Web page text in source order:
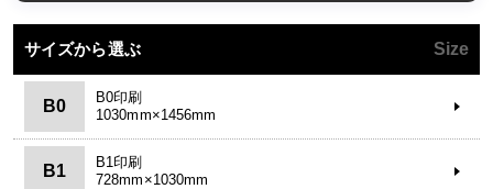
サイズから選ぶ Size
B0
B0印刷
1030mm×1456mm
B1
B1印刷
728mm×1030mm